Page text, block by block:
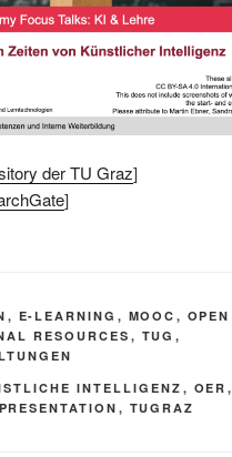
der TU Graz]
]
, E-LEARNING , MOOC , OPEN
RESOURCES, TUG ,
INTELLIGENZ , OER ,
PRESENTATION , TUGRAZ